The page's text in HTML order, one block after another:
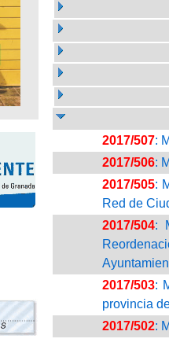
2017/507:
2017/506:
2017/505:
Red de
2017/504:
2017/503:
provincia
2017/502: